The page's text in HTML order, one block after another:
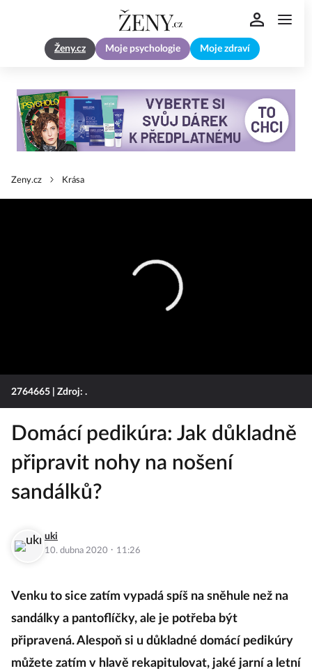
Ženy.cz Moje psychologie Moje zdraví
Zeny.cz Krása
2764665 | Zdroj: .
Domácí pedikúra: Jak důkladně
připravit nohy na nošení
sandálků?
uki
10. dubna 2020 · 11:26
Venku to sice zatím vypadá spíš na sněhule než na
sandálky a pantoflíčky, ale je potřeba být
připravená. Alespoň si u důkladné domácí pedikúry
můžete zatím v hlavě rekapitulovat, jaké jarní a letní